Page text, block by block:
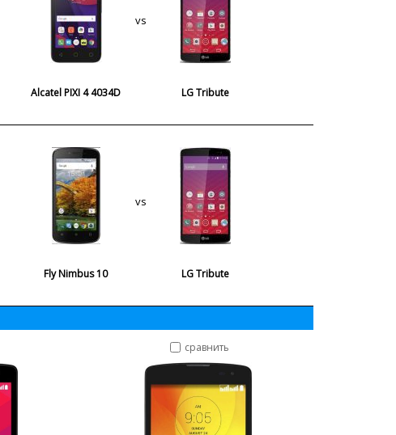
Alcatel PIXI 4 4034D
vs
LG Tribute
Fly Nimbus 10
vs
LG Tribute
сравнить